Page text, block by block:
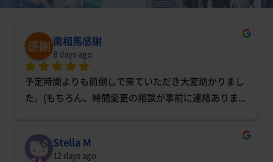
南相馬感謝
8 days ago
予定時間よりも前倒しで来ていただき大変助かりまし
た。(もちろん、時間変更の相談が事前に連絡ありま...
Stella M
12 days ago